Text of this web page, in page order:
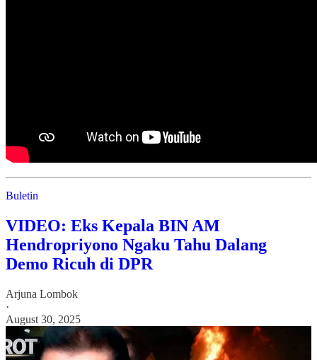
Buletin
VIDEO: Eks Kepala BIN AM
Hendropriyono Ngaku Tahu Dalang
Demo Ricuh di DPR
Arjuna Lombok
·
August 30, 2025